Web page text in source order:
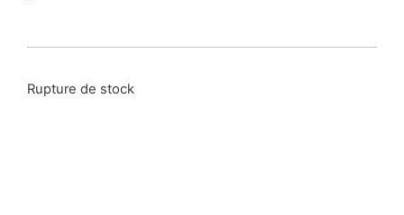
Rupture de stock